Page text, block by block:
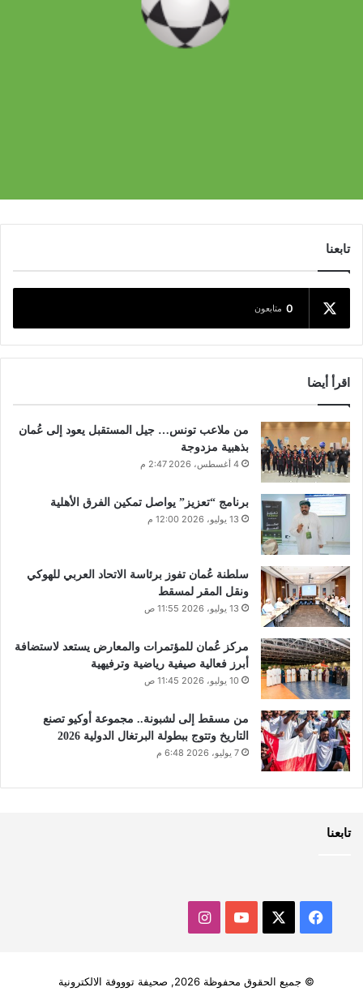
تابعنا
0 متابعون
اقرأ أيضا
من ملاعب تونس… جيل المستقبل يعود إلى عُمان
بذهبية مزدوجة
4 أغسطس، 2026 2:47 م
برنامج “تعزيز” يواصل تمكين الفرق الأهلية
13 يوليو، 2026 12:00 م
سلطنة عُمان تفوز برئاسة الاتحاد العربي للهوكي
ونقل المقر لمسقط
13 يوليو، 2026 11:55 ص
مركز عُمان للمؤتمرات والمعارض يستعد لاستضافة
أبرز فعالية صيفية رياضية وترفيهية
10 يوليو، 2026 11:45 ص
من مسقط إلى لشبونة.. مجموعة أوكيو تصنع
التاريخ وتتوج ببطولة البرتغال الدولية 2026
7 يوليو، 2026 6:48 م
تابعنا
فيسبوك ‫YouTubeانستقرام
© جميع الحقوق محفوظة 2026, صحيفة توووفة الالكترونية